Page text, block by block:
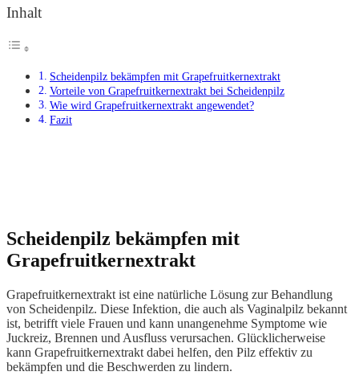
Inhalt
Scheidenpilz bekämpfen mit Grapefruitkernextrakt
Vorteile von Grapefruitkernextrakt bei Scheidenpilz
Wie wird Grapefruitkernextrakt angewendet?
Fazit
Scheidenpilz bekämpfen mit
Grapefruitkernextrakt
Grapefruitkernextrakt ist eine natürliche Lösung zur Behandlung
von Scheidenpilz. Diese Infektion, die auch als Vaginalpilz bekannt
ist, betrifft viele Frauen und kann unangenehme Symptome wie
Juckreiz, Brennen und Ausfluss verursachen. Glücklicherweise
kann Grapefruitkernextrakt dabei helfen, den Pilz effektiv zu
bekämpfen und die Beschwerden zu lindern.